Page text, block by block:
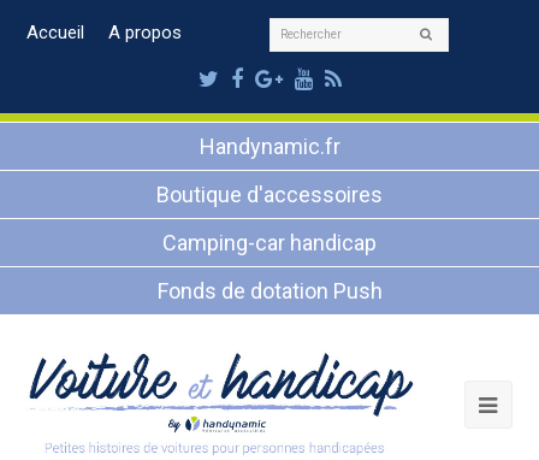
Accueil A propos Rechercher
Twitter
Facebook
Google
Plus
Youtube
RSS
Handynamic.fr
Boutique d'accessoires
Camping-car handicap
Fonds de dotation Push